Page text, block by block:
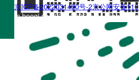
京ICP备2022031490号-2京公网安备
m.boogi.cn 2022~2026 © All Rights